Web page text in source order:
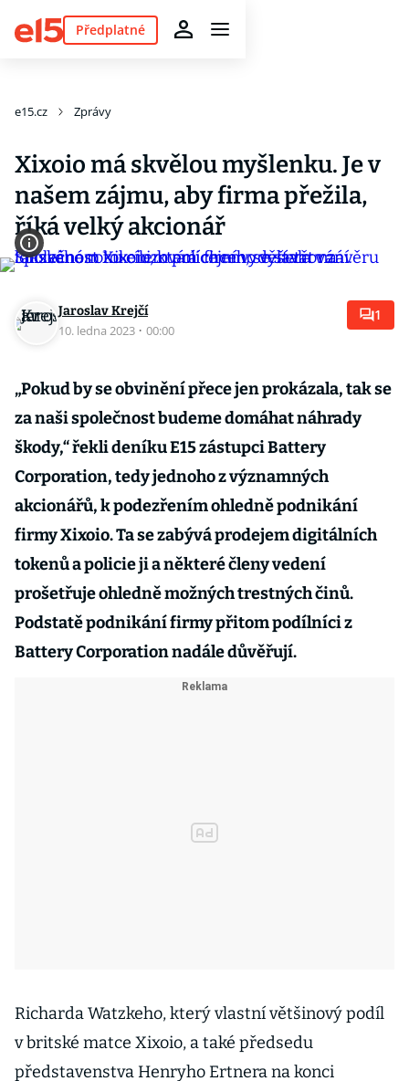
Předplatné
e15.cz Zprávy
Xixoio má skvělou myšlenku. Je v
našem zájmu, aby firma přežila,
říká velký akcionář
Jaroslav Krejčí
10. ledna 2023 · 00:00
1
„Pokud by se obvinění přece jen prokázala, tak se
za naši společnost budeme domáhat náhrady
škody,“ řekli deníku E15 zástupci Battery
Corporation, tedy jednoho z významných
akcionářů, k podezřením ohledně podnikání
firmy Xixoio. Ta se zabývá prodejem digitálních
tokenů a policie ji a některé členy vedení
prošetřuje ohledně možných trestných činů.
Podstatě podnikání firmy přitom podílníci z
Battery Corporation nadále důvěřují.
Richarda Watzkeho, který vlastní většinový podíl
v britské matce Xixoio, a také předsedu
představenstva Henryho Ertnera na konci